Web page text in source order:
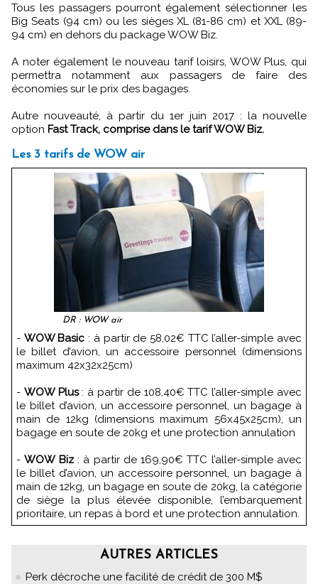
Tous les passagers pourront également sélectionner les
Big Seats (94 cm) ou les sièges XL (81-86 cm) et XXL (89-
94 cm) en dehors du package WOW Biz.
A noter également le nouveau tarif loisirs, WOW Plus, qui
permettra notamment aux passagers de faire des
économies sur le prix des bagages.
Autre nouveauté, à partir du 1er juin 2017 : la nouvelle
option Fast Track, comprise dans le tarif WOW Biz.
Les 3 tarifs de WOW air
DR : WOW air
WOW Basic : à partir de 58,02€ TTC l’aller-simple avec
le billet d’avion, un accessoire personnel (dimensions
maximum 42x32x25cm)
- WOW Plus: à partir de 108,40€ TTC l’aller-simple avec
le billet d’avion, un accessoire personnel, un bagage à
main de 12kg (dimensions maximum 56x45x25cm), un
bagage en soute de 20kg et une protection annulation
-WOW Biz: à partir de 169,90€ TTC l’aller-simple avec
le billet d’avion, un accessoire personnel, un bagage à
main de 12kg, un bagage en soute de 20kg, la catégorie
de siège la plus élevée disponible, l’embarquement
prioritaire, un repas à bord et une protection annulation.
AUTRES ARTICLES
Perk décroche une facilité de crédit de 300 M$